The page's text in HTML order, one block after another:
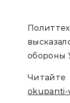
обороны
okupanti-